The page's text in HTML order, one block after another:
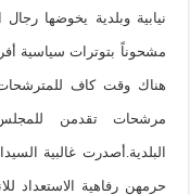
نيابية وبلدية يخوضها
مشحوناً بتوترات سياسية
هناك وقت كاف للمترشحات
البلدية.أصدرت غالبية
حرمهن رفاهية الاستعداد